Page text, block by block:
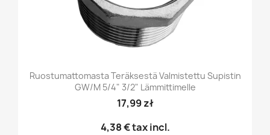
Ruostumattomasta Teräksestä Valmistettu Supistin
GW/M 5/4" 3/2" Lämmittimelle
17,99 zł
4,38 €tax incl.